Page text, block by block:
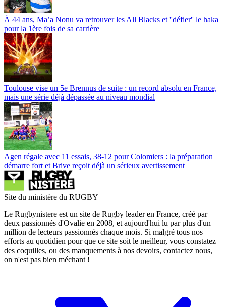
À 44 ans, Ma’a Nonu va retrouver les All Blacks et ''défier'' le haka
pour la 1ère fois de sa carrière
Toulouse vise un 5e Brennus de suite : un record absolu en France,
mais une série déjà dépassée au niveau mondial
Agen régale avec 11 essais, 38-12 pour Colomiers : la préparation
démarre fort et Brive reçoit déjà un sérieux avertissement
Site du ministère du RUGBY
Le Rugbynistere est un site de Rugby leader en France, créé par
deux passionnés d'Ovalie en 2008, et aujourd'hui lu par plus d'un
million de lecteurs passionnés chaque mois. Si malgré tous nos
efforts au quotidien pour que ce site soit le meilleur, vous constatez
des coquilles, ou des manquements à nos devoirs, contactez nous,
on n'est pas bien méchant !